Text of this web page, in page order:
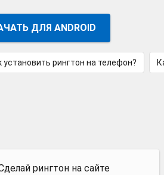
ДЛЯ ANDROID
установить рингтон на телефон?
рингтон на сайте